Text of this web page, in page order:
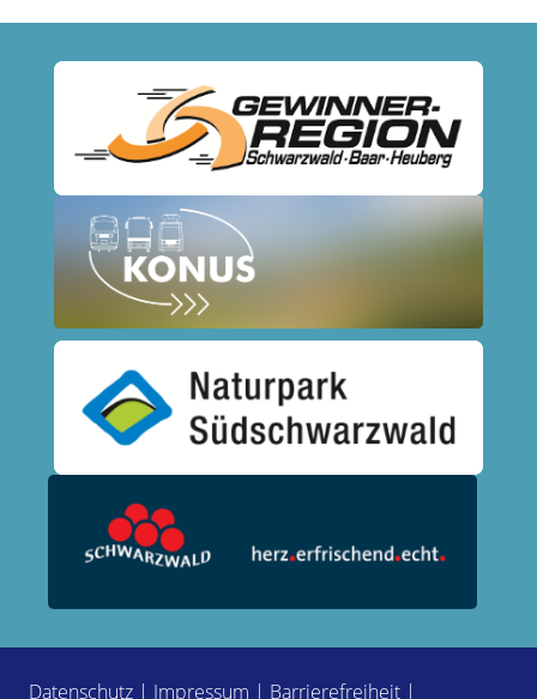
Datenschutz | Impressum | Barrierefreiheit |